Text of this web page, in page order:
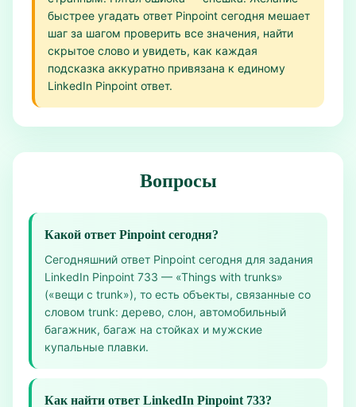
быстрее угадать ответ Pinpoint сегодня мешает
шаг за шагом проверить все значения, найти
скрытое слово и увидеть, как каждая
подсказка аккуратно привязана к единому
LinkedIn Pinpoint ответ.
Вопросы
Какой ответ Pinpoint сегодня?
Сегодняшний ответ Pinpoint сегодня для задания
LinkedIn Pinpoint 733 — «Things with trunks»
(«вещи с trunk»), то есть объекты, связанные со
словом trunk: дерево, слон, автомобильный
багажник, багаж на стойках и мужские
купальные плавки.
Как найти ответ LinkedIn Pinpoint 733?